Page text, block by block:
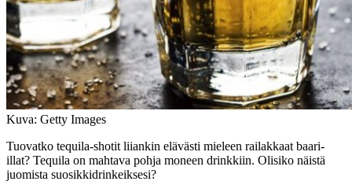
Kuva: Getty Images
Tuovatko tequila-shotit liiankin elävästi mieleen railakkaat baari-
illat? Tequila on mahtava pohja moneen drinkkiin. Olisiko näistä
juomista suosikkidrinkeiksesi?